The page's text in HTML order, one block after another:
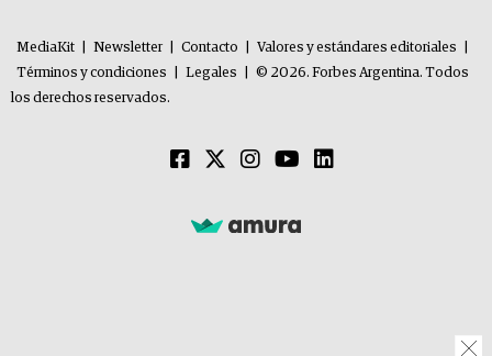
MediaKit Newsletter Contacto Valores y estándares editoriales
Términos y condiciones
Legales
© 2026. Forbes Argentina. Todos
los derechos reservados.